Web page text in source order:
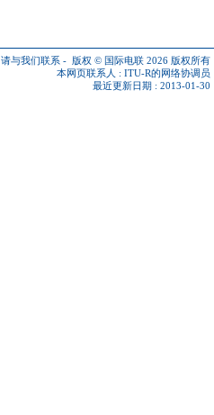
请与我们联系 - 版权 © 国际电联 2026 版权所有
本网页联系人 : ITU-R的网络协调员
最近更新日期 : 2013-01-30